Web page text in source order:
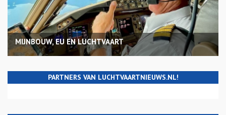
MIJNBOUW, EU EN LUCHTVAART
PARTNERS VAN LUCHTVAARTNIEUWS.NL!